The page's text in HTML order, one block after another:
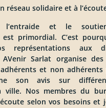
réseau solidaire et à
l’entraide et le
est primordial. C’est
représentations aux
AVenir Sarlat organise
et non
son avis sur
ville. Nos membres du
selon vos besoins et